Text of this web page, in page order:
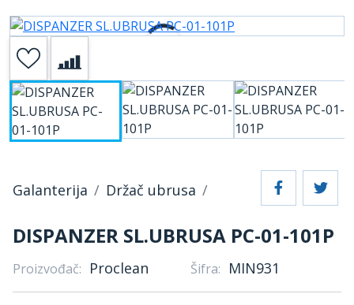
Galanterija Držač ubrusa
DISPANZER SL.UBRUSA PC-01-101P
Proizvođač: Proclean Šifra: MIN931